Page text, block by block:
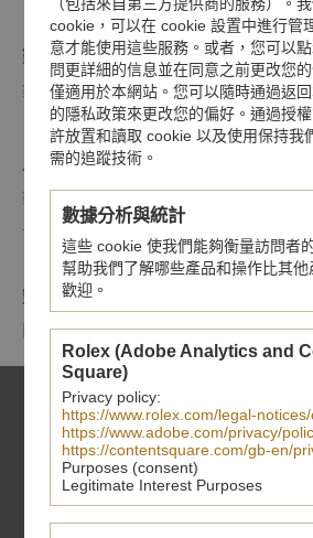
錶帶
鉚釘磨光及磨砂鋼錶帶，配摺扣及保險
上鏈錶冠
鋼旋入式上鏈錶冠，飾以浮雕帝舵表玫
上鏈錶冠軸
鏡面
圓拱形藍水晶鏡面
cookie，可以在 cookie 設置中進行管
意才能使用這些服務。或者，您可以
問更詳細的信息並在同意之前更改您
僅適用於本網站。您可以隨時通過返
的隱私政策來更改您的偏好。通過授
許放置和讀取 cookie 以及使用保持我
需的追蹤技術。
數據分析與統計
這些 cookie 使我們能夠衡量訪問者
幫助我們了解哪些產品和操作比其他
歡迎。
Rolex (Adobe Analytics and
Square)
Privacy policy:
https://www.rolex.com/legal-
https://www.adobe.com/privacy/
https://contentsquare.com/gb-en/
Purposes (consent)
Legitimate Interest Purposes